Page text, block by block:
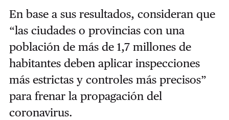
En base a sus resultados, consideran que
“las ciudades o provincias con una
población de más de 1,7 millones de
habitantes deben aplicar inspecciones
más estrictas y controles más precisos”
para frenar la propagación del
coronavirus.